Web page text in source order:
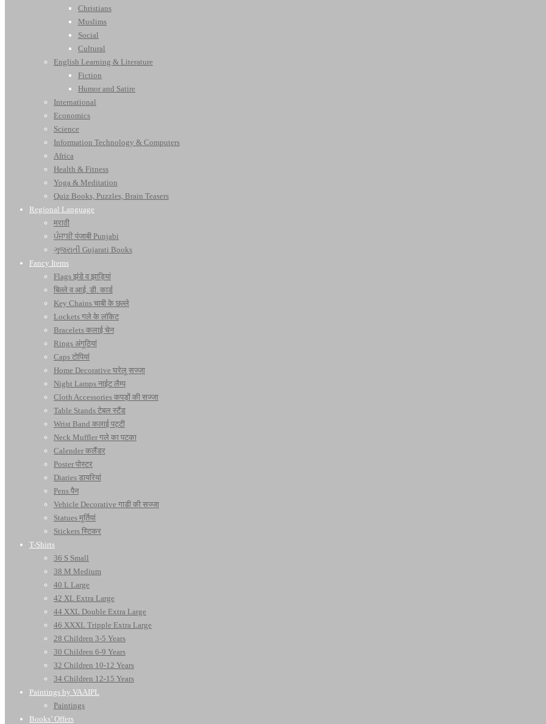
Christians
Muslims
Social
Cultural
English Learning & Literature
Fiction
Humor and Satire
International
Economics
Science
Information Technology & Computers
Africa
Health & Fitness
Yoga & Meditation
Quiz Books, Puzzles, Brain Teasers
Regional Language
मराठी
ਪੰਜਾਬੀ पंजाबी Punjabi
ગુજરાતી Gujarati Books
Fancy Items
Flags झंडे व झाड़ियां
बिल्ले व आई. डी. कार्ड
Key Chains चाबी के छल्ले
Lockets गले के लॉकेट
Bracelets कलाई चेन
Rings अंगूठियां
Caps टोपियां
Home Decorative घरेलू सज्जा
Night Lamps नाईट लैम्प
Cloth Accessories कपड़ों की सज्जा
Table Stands टेबल स्टैंड
Wrist Band कलाई पट्टी
Neck Muffler गले का पटका
Calender कलैंडर
Poster पोस्टर
Diaries डायरियां
Pens पैन
Vehicle Decorative गाडी की सज्जा
Statues मूर्तियां
Stickers स्टिकर
T-Shirts
36 S Small
38 M Medium
40 L Large
42 XL Extra Large
44 XXL Double Extra Large
46 XXXL Tripple Extra Large
28 Children 3-5 Years
30 Children 6-9 Years
32 Children 10-12 Years
34 Children 12-15 Years
Paintings by VAAIPL
Paintings
Books’ Offers